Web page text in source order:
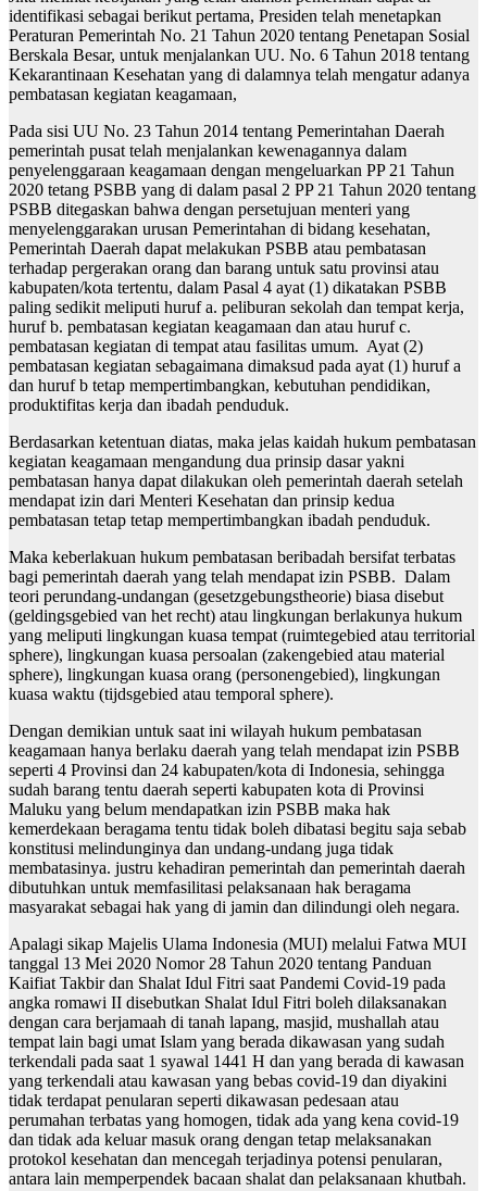
identifikasi sebagai berikut pertama, Presiden telah menetapkan
Peraturan Pemerintah No. 21 Tahun 2020 tentang Penetapan Sosial
Berskala Besar, untuk menjalankan UU. No. 6 Tahun 2018 tentang
Kekarantinaan Kesehatan yang di dalamnya telah mengatur adanya
pembatasan kegiatan keagamaan,
Pada sisi UU No. 23 Tahun 2014 tentang Pemerintahan Daerah
pemerintah pusat telah menjalankan kewenagannya dalam
penyelenggaraan keagamaan dengan mengeluarkan PP 21 Tahun
2020 tetang PSBB yang di dalam pasal 2 PP 21 Tahun 2020 tentang
PSBB ditegaskan bahwa dengan persetujuan menteri yang
menyelenggarakan urusan Pemerintahan di bidang kesehatan,
Pemerintah Daerah dapat melakukan PSBB atau pembatasan
terhadap pergerakan orang dan barang untuk satu provinsi atau
kabupaten/kota tertentu, dalam Pasal 4 ayat (1) dikatakan PSBB
paling sedikit meliputi huruf a. peliburan sekolah dan tempat kerja,
huruf b. pembatasan kegiatan keagamaan dan atau huruf c.
pembatasan kegiatan di tempat atau fasilitas umum. Ayat (2)
pembatasan kegiatan sebagaimana dimaksud pada ayat (1) huruf a
dan huruf b tetap mempertimbangkan, kebutuhan pendidikan,
produktifitas kerja dan ibadah penduduk.
Berdasarkan ketentuan diatas, maka jelas kaidah hukum pembatasan
kegiatan keagamaan mengandung dua prinsip dasar yakni
pembatasan hanya dapat dilakukan oleh pemerintah daerah setelah
mendapat izin dari Menteri Kesehatan dan prinsip kedua
pembatasan tetap tetap mempertimbangkan ibadah penduduk.
Maka keberlakuan hukum pembatasan beribadah bersifat terbatas
bagi pemerintah daerah yang telah mendapat izin PSBB. Dalam
teori perundang-undangan (gesetzgebungstheorie) biasa disebut
(geldingsgebied van het recht) atau lingkungan berlakunya hukum
yang meliputi lingkungan kuasa tempat (ruimtegebied atau territorial
sphere), lingkungan kuasa persoalan (zakengebied atau material
sphere), lingkungan kuasa orang (personengebied), lingkungan
kuasa waktu (tijdsgebied atau temporal sphere).
Dengan demikian untuk saat ini wilayah hukum pembatasan
keagamaan hanya berlaku daerah yang telah mendapat izin PSBB
seperti 4 Provinsi dan 24 kabupaten/kota di Indonesia, sehingga
sudah barang tentu daerah seperti kabupaten kota di Provinsi
Maluku yang belum mendapatkan izin PSBB maka hak
kemerdekaan beragama tentu tidak boleh dibatasi begitu saja sebab
konstitusi melindunginya dan undang-undang juga tidak
membatasinya. justru kehadiran pemerintah dan pemerintah daerah
dibutuhkan untuk memfasilitasi pelaksanaan hak beragama
masyarakat sebagai hak yang di jamin dan dilindungi oleh negara.
Apalagi sikap Majelis Ulama Indonesia (MUI) melalui Fatwa MUI
tanggal 13 Mei 2020 Nomor 28 Tahun 2020 tentang Panduan
Kaifiat Takbir dan Shalat Idul Fitri saat Pandemi Covid-19 pada
angka romawi II disebutkan Shalat Idul Fitri boleh dilaksanakan
dengan cara berjamaah di tanah lapang, masjid, mushallah atau
tempat lain bagi umat Islam yang berada dikawasan yang sudah
terkendali pada saat 1 syawal 1441 H dan yang berada di kawasan
yang terkendali atau kawasan yang bebas covid-19 dan diyakini
tidak terdapat penularan seperti dikawasan pedesaan atau
perumahan terbatas yang homogen, tidak ada yang kena covid-19
dan tidak ada keluar masuk orang dengan tetap melaksanakan
protokol kesehatan dan mencegah terjadinya potensi penularan,
antara lain memperpendek bacaan shalat dan pelaksanaan khutbah.